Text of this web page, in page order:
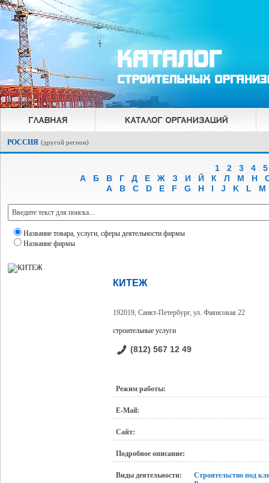
РОССИЯ (другой регион)
1 2 3 4
5
А
Б В Г Д Е Ж З И Й К Л М Н
A
B C D E F G H I J K L M
Название товара, услуги, сферы деятельности фирмы
Название фирмы
КИТЕЖ
192019, Санкт-Петербург, ул. Фаянсовая 22
строительные услуги
(812) 567 12 49
Режим работы:
E-Mail:
Сайт:
Подробное описание:
Виды деятельности:
Строительство под